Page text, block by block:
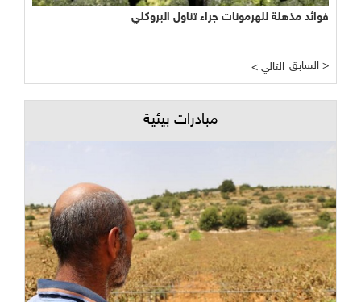
فوائد مذهلة للهرمونات جراء تناول البروكلي
< التالي السابق >
مبادرات بيئية